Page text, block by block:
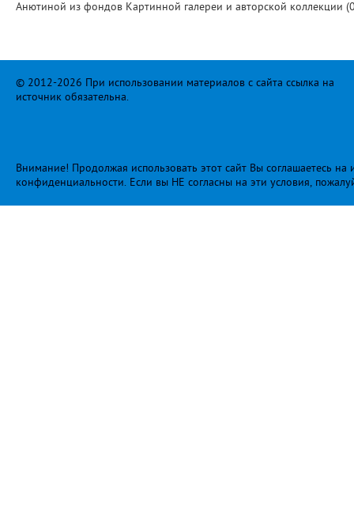
Анютиной из фондов Картинной галереи и авторской коллекции
© 2012-2026 При использовании материалов с сайта ссылка на
источник обязательна.
Внимание! Продолжая использовать этот сайт Вы соглашаетесь
конфиденциальности. Если вы НЕ согласны на эти условия,